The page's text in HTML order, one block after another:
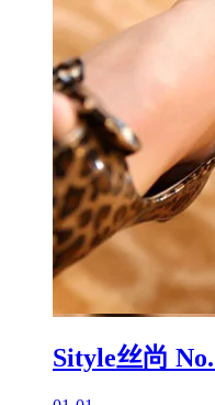
Sityle丝尚